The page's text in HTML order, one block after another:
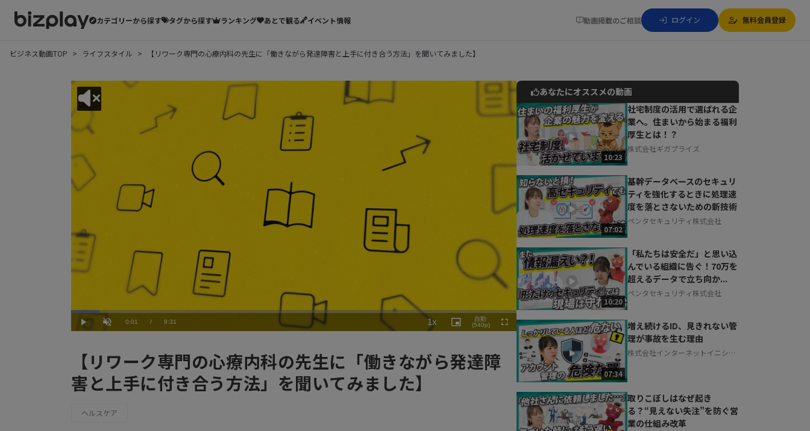
カテゴリーから探す タグから探す ランキング あとで観る イベント情報 動画掲載のご相談 ログイン 無料会員登録
ビジネス動画TOP ライフスタイル 【リワーク専門の心療内科の先生に「働きながら発達障害と上手に付き合う方法」を聞いてみました】
Play UnmuteCurrent
0:01 / Duration
9:31
Loaded:
6.31%
1x
Rate
Picture-
in-
自動
(540p)
Fullscreen
【リワーク専門の心療内科の先生に「働きながら発達障
害と上手に付き合う方法」を聞いてみました】
ヘルスケア
動画でご紹介しているサービスについて
お気軽にご相談・ご質問いただけます！
30秒でお申し込み可能
相談を希望する 無料
あなたにオススメの動画
10:23
社宅制度の活用で選ばれる企
業へ。住まいから始まる福利
厚生とは！？
株式会社ギガプライズ
07:02
基幹データベースのセキュリ
ティを強化するときに処理速
度を落とさないための新技術
ペンタセキュリティ株式会社
10:20
「私たちは安全だ」と思い込
んでいる組織に告ぐ！70万を
超えるデータで立ち向か...
ペンタセキュリティ株式会社
07:34
増え続けるID、見きれない管
理が事故を生む理由
株式会社インターネットイニシア
取りこぼしはなぜ起き
る？“見えない失注”を防ぐ営
業の仕組み改革